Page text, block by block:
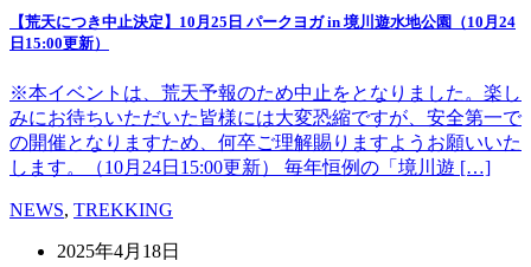
【荒天につき中止決定】10月25日 パークヨガ in 境川遊水地公園（10月24
日15:00更新）
※本イベントは、荒天予報のため中止をとなりました。楽し
みにお待ちいただいた皆様には大変恐縮ですが、安全第一で
の開催となりますため、何卒ご理解賜りますようお願いいた
します。（10月24日15:00更新） 毎年恒例の「境川遊 […]
NEWS, TREKKING
2025年4月18日